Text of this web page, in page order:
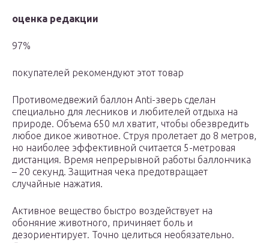
оценка редакции
97%
покупателей рекомендуют этот товар
Противомедвежий баллон Anti-зверь сделан
специально для лесников и любителей отдыха на
природе. Объема 650 мл хватит, чтобы обезвредить
любое дикое животное. Струя пролетает до 8 метров,
но наиболее эффективной считается 5-метровая
дистанция. Время непрерывной работы баллончика
– 20 секунд. Защитная чека предотвращает
случайные нажатия.
Активное вещество быстро воздействует на
обоняние животного, причиняет боль и
дезориентирует. Точно целиться необязательно.